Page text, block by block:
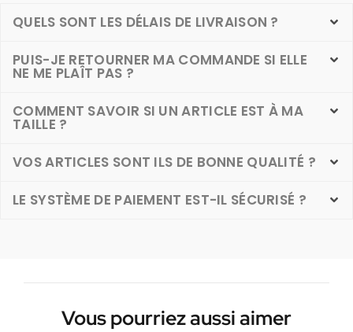
QUELS SONT LES DÉLAIS DE LIVRAISON ?
PUIS-JE RETOURNER MA COMMANDE SI ELLE
NE ME PLAÎT PAS ?
COMMENT SAVOIR SI UN ARTICLE EST À MA
TAILLE ?
VOS ARTICLES SONT ILS DE BONNE QUALITÉ ?
LE SYSTÈME DE PAIEMENT EST-IL SÉCURISÉ ?
Vous pourriez aussi aimer